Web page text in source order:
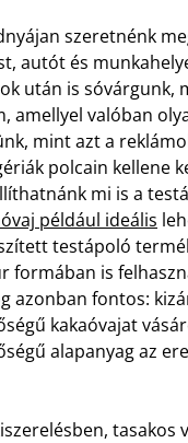
szeretnénk
autót és
után is sóvárgunk,
amellyel valóban
mint azt a
polcain kellene
mi is a
például ideális
testápoló
formában is
azonban fontos:
kakaóvajat
alapanyag az
tasakos